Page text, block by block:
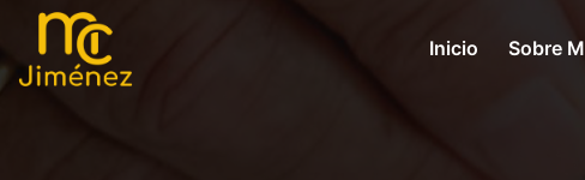
Inicio Sobre